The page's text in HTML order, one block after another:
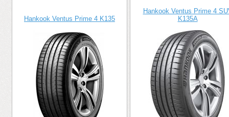
Hankook Ventus Prime 4 K135
Hankook Ventus Prime 4
K135A